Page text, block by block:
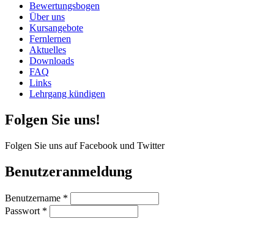
Bewertungsbogen
Über uns
Kursangebote
Fernlernen
Aktuelles
Downloads
FAQ
Links
Lehrgang kündigen
Folgen Sie uns!
Folgen Sie uns auf Facebook und Twitter
Benutzeranmeldung
Benutzername *
Passwort *